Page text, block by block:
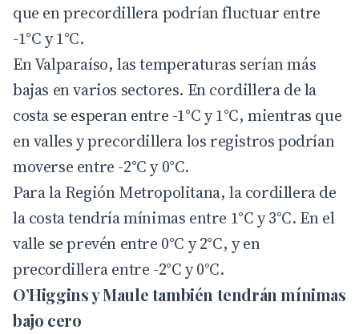
que en precordillera podrían fluctuar entre
-1°C y 1°C.
En Valparaíso, las temperaturas serían más
bajas en varios sectores. En cordillera de la
costa se esperan entre -1°C y 1°C, mientras que
en valles y precordillera los registros podrían
moverse entre -2°C y 0°C.
Para la Región Metropolitana, la cordillera de
la costa tendría mínimas entre 1°C y 3°C. En el
valle se prevén entre 0°C y 2°C, y en
precordillera entre -2°C y 0°C.
O’Higgins y Maule también tendrán mínimas
bajo cero